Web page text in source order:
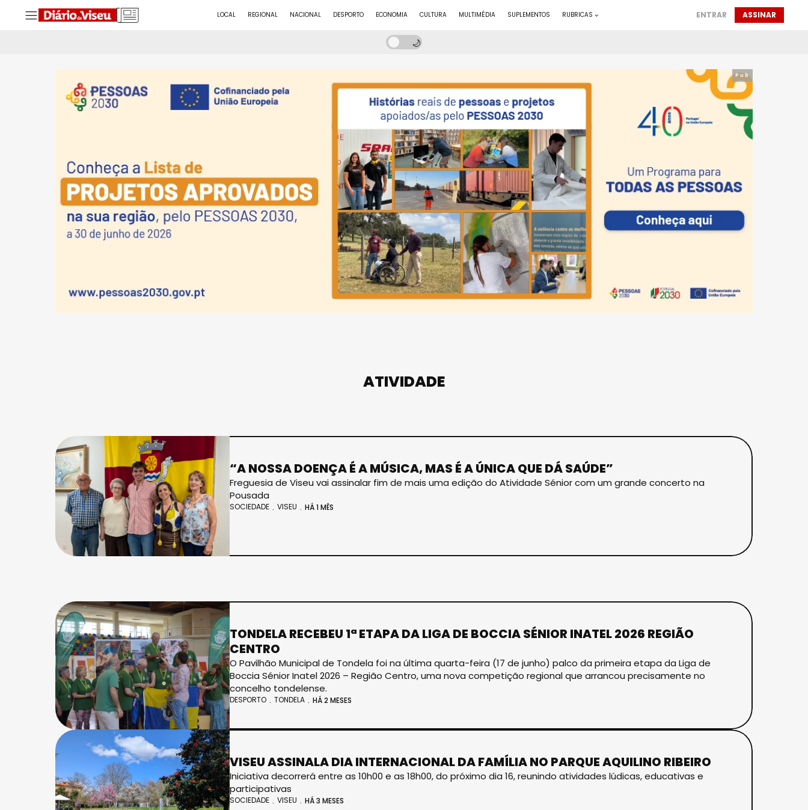
LOCAL REGIONAL NACIONAL DESPORTO ECONOMIA CULTURA MULTIMÉDIA SUPLEMENTOS RUBRICAS ENTRAR ASSINAR
Pub
ATIVIDADE
“A NOSSA DOENÇA É A MÚSICA, MAS É A ÚNICA QUE DÁ SAÚDE”
Freguesia de Viseu vai assinalar fim de mais uma edição do Atividade Sénior com um grande concerto na
Pousada
SOCIEDADE VISEU HÁ 1 MÊS
TONDELA RECEBEU 1ª ETAPA DA LIGA DE BOCCIA SÉNIOR INATEL 2026 REGIÃO
CENTRO
O Pavilhão Municipal de Tondela foi na última quarta-feira (17 de junho) palco da primeira etapa da Liga de
Boccia Sénior Inatel 2026 – Região Centro, uma nova competição regional que arrancou precisamente no
concelho tondelense.
DESPORTO TONDELA HÁ 2 MESES
VISEU ASSINALA DIA INTERNACIONAL DA FAMÍLIA NO PARQUE AQUILINO RIBEIRO
Iniciativa decorrerá entre as 10h00 e as 18h00, do próximo dia 16, reunindo atividades lúdicas, educativas e
participativas
SOCIEDADE VISEU HÁ 3 MESES